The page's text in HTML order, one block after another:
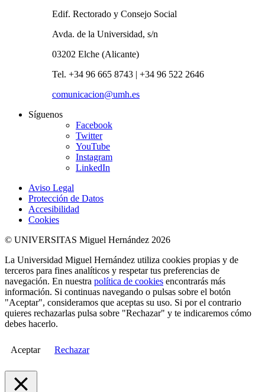
Edif. Rectorado y Consejo Social
Avda. de la Universidad, s/n
03202 Elche (Alicante)
Tel. +34 96 665 8743 | +34 96 522 2646
comunicacion@umh.es
Síguenos
Facebook
Twitter
YouTube
Instagram
LinkedIn
Aviso Legal
Protección de Datos
Accesibilidad
Cookies
© UNIVERSITAS Miguel Hernández 2026
La Universidad Miguel Hernández utiliza cookies propias y de
terceros para fines analíticos y respetar tus preferencias de
navegación. En nuestra política de cookies encontrarás más
información. Si continuas navegando o pulsas sobre el botón
"Aceptar", consideramos que aceptas su uso. Si por el contrario
quieres rechazarlas pulsa sobre "Rechazar" y te indicaremos cómo
debes hacerlo.
Aceptar Rechazar